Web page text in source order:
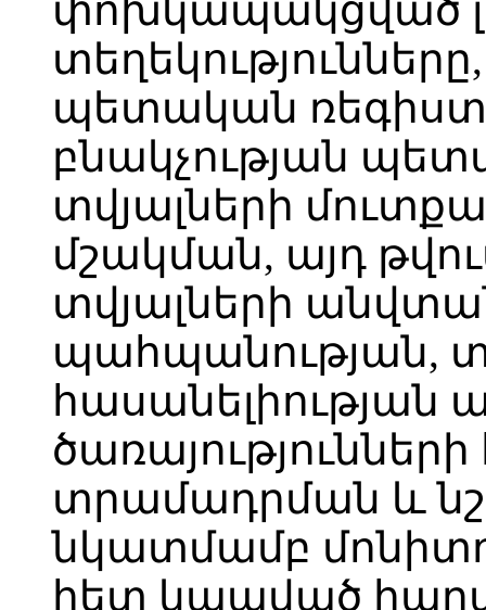
փոխկապակցված
պետական
բնակչության
տվյալների
մշակման, այդ
տվյալների
պահպանության,
հասանելիության
տրամադրման և
նկատմամբ
հետ կապված